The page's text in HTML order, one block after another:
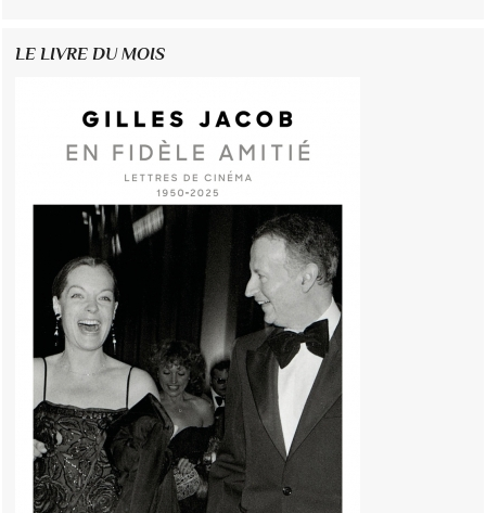
LE LIVRE DU MOIS